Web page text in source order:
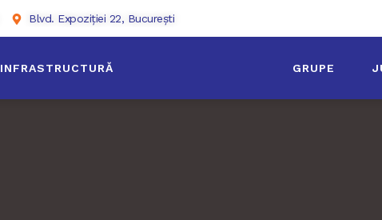
Blvd. Expoziției 22, București
INFRASTRUCTURĂ GRUPE